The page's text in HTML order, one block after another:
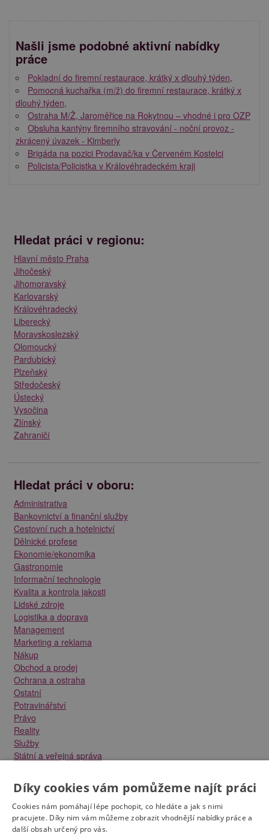
Našli jsme podobné aktivní nabídky
práce
Pokladní do firemní restaurace, krátký x dlouhý týden,
Pomocná kuchařka (m/ž) do firemní restaurace, krátký x
dlouhý týden,
Ostraha M/Ž, Jaroměřice na Rokytnou – vhodné i pro OZP
Obsluha kantýny firemního stravování - noční provoz -
zkrácený úvazek - Kimberly
Brigáda na pozici Prodavač/ka v Červeném Kostelci
Policista/Policistka v Královéhradeckém kraji
Hledat práci v regionu:
Hlavní město Praha
Jihočeský
Jihomoravský
Karlovarský
Královéhradecký
Liberecký
Moravskoslezský
Olomoucký
Pardubický
Plzeňský
Středočeský
Ústecký
Vysočina
Zlínský
Zahraničí
Hledat práci v oboru:
Administrativa
Bankovnictví a finanční služby
Cestovní ruch a hotelnictví
Dělnické profese
Ekonomie/ekonomika
Gastronomie
Informační technologie
Kvalita a kontrola jakosti
Lidské zdroje
Logistika a doprava
Management
Marketing a reklama
Nákup
Obchod a prodej
Ochrana a ostraha
Ostatní
Potravinářství
Právo
Reality
Služby
Státní a veřejná správa
Strojírenství
Technika a elektrotechnika
Tvůrčí práce a design
Výroba
Vzdělávání a školství
Díky cookies vám pomůžeme najít práci
Cookies nám pomáhají lépe pochopit, co hledáte a jak s nimi
pracujete. Díky nim vám můžeme zobrazit vhodnější nabídky práce a
další obsah určený pro vás.